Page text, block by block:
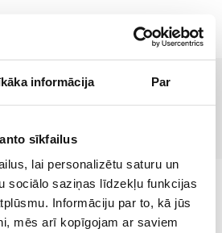
informācija Par
sīkfailus
lai personalizētu saturu un
sociālo saziņas līdzekļu funkcijas
Informāciju par to, kā jūs
mēs arī kopīgojam ar saviem
ET
ei leitud!